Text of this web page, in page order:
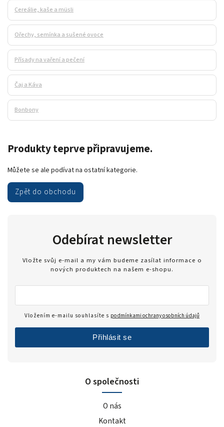
Cereálie, kaše a müsli
Ořechy, semínka a sušené ovoce
Přísady na vaření a pečení
Čaj a Káva
Bonbony
Produkty teprve připravujeme.
Můžete se ale podívat na ostatní kategorie.
Zpět do obchodu
O společnosti
O nás
Kontakt
Odebírat newsletter
Vložte svůj e-mail a my vám budeme zasílat informace o
nových produktech na našem e-shopu.
Vložením e-mailu souhlasíte s podmínkami ochrany osobních údajů
Přihlásit se